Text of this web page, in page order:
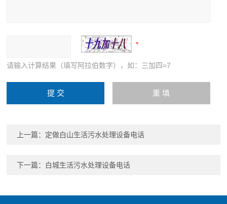
请输入计算结果（填写阿拉伯数字），如：三加四=7
上一篇： 定做白山生活污水处理设备电话
下一篇： 白城生活污水处理设备电话